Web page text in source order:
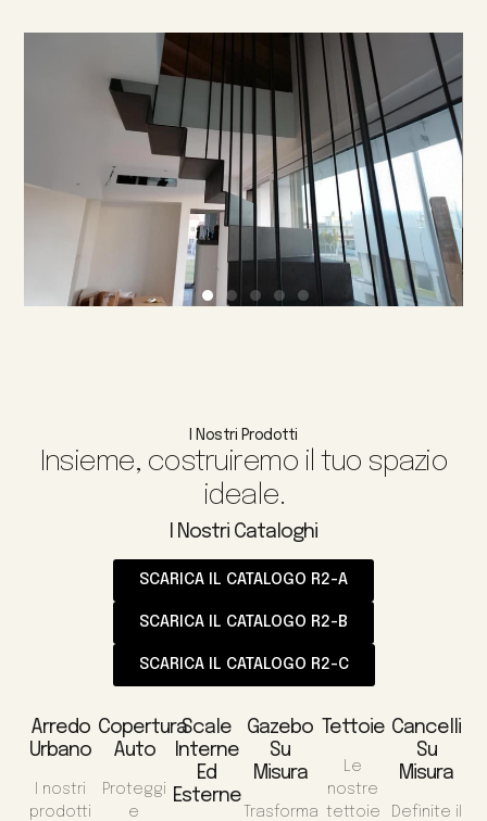
I Nostri Prodotti
Insieme, costruiremo il tuo spazio
ideale.
I Nostri Cataloghi
SCARICA IL CATALOGO R2-A
SCARICA IL CATALOGO R2-B
SCARICA IL CATALOGO R2-C
Arredo
Urbano
I nostri
prodotti
Copertura
Auto
Proteggi
e
Scale
Interne
Ed
Esterne
Gazebo
Su
Misura
Trasforma
Tettoie
Le
nostre
tettoie
Cancelli
Su
Misura
Definite il